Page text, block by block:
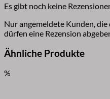
Es gibt noch keine
Nur angemeldete Kunden,
dürfen eine Rezension
Ähnliche Produkte
%